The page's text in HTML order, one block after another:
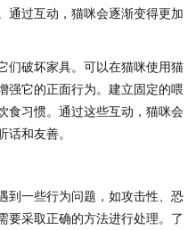
通过互动，猫咪会逐渐变得更加
们破坏家具。可以在猫咪使用猫
强它的正面行为。建立固定的喂
食习惯。通过这些互动，猫咪会
话和友善。
到一些行为问题，如攻击性、恐
要采取正确的方法进行处理。了